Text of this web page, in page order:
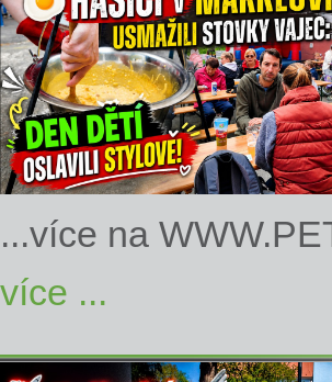
...více na
více ...